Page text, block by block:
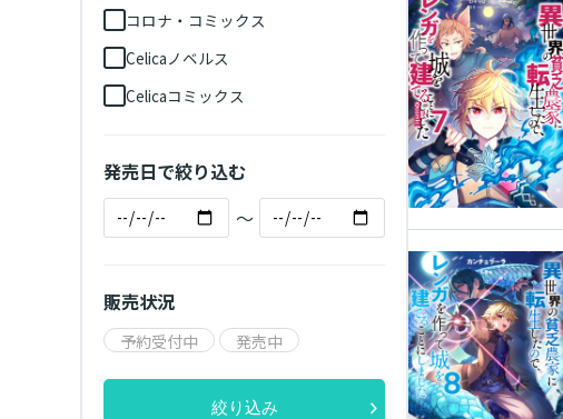
コロナ・コミックス
Celicaノベルス
Celicaコミックス
発売日で絞り込む
～
販売状況
予約受付中 発売中
絞り込み